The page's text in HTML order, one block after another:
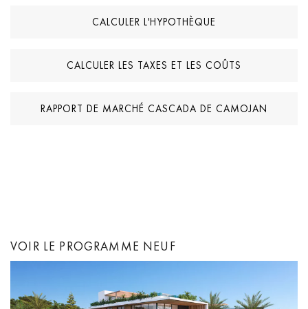
d’un chauffage au sol dans toute la propriété. Elle est vendue en
encastrées et d’autres caractéristiques garantissant le confort tout
et les caméras de surveillance garantissent la tranquillité d’esprit.
CALCULER L'HYPOTHÈQUE
CALCULER LES TAXES ET LES COÛTS
RAPPORT DE MARCHÉ CASCADA DE CAMOJAN
VOIR LE PROGRAMME NEUF